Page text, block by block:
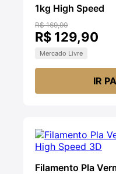
1kg High Speed
R$ 169,90
R$ 129,90
Mercado Livre
IR
Filamento Pla